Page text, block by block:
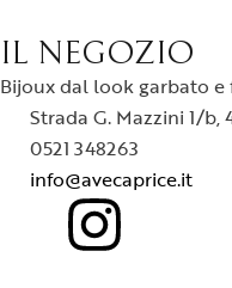
IL NEGOZIO
Bijoux dal look garbato
Strada G. Mazzini 1/b,
0521 348263
info@avecaprice.it